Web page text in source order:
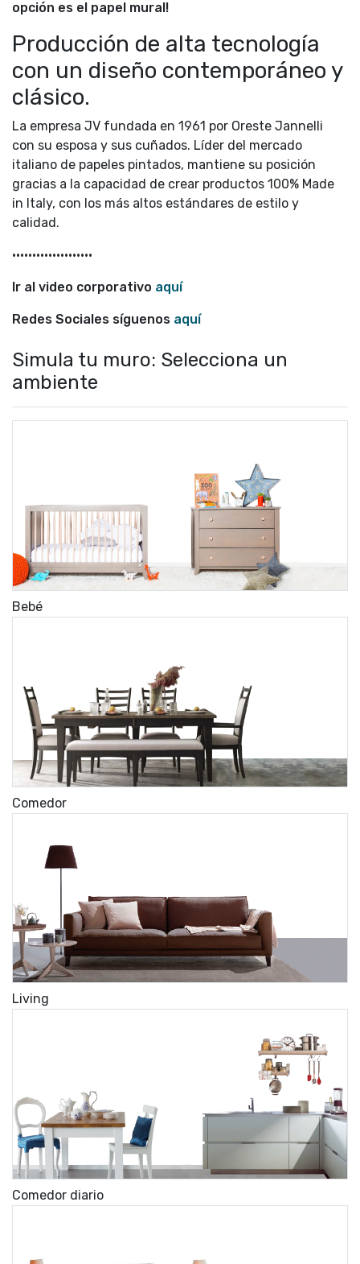
opción es el papel mural!
Producción de alta tecnología
con un diseño contemporáneo y
clásico.
La empresa JV fundada en 1961 por Oreste Jannelli
con su esposa y sus cuñados. Líder del mercado
italiano de papeles pintados, mantiene su posición
gracias a la capacidad de crear productos 100% Made
in Italy, con los más altos estándares de estilo y
calidad.
••••••••••••••••••••
Ir al video corporativo aquí
Redes Sociales síguenos aquí
Simula tu muro: Selecciona un
ambiente
Bebé
Comedor
Living
Comedor diario